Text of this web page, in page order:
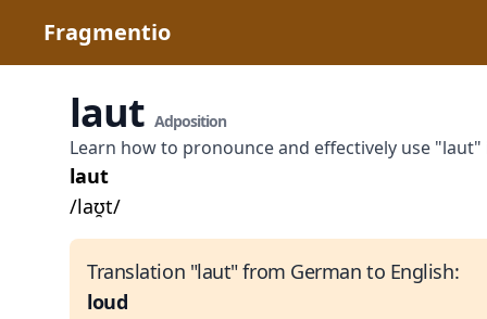
Fragmentio
laut Adposition
Learn how to pronounce and effectively use "laut"
laut
/laʊ̯t/
Translation "laut" from German to English:
loud